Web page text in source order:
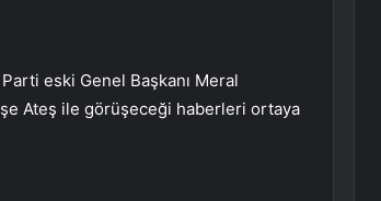
eski Genel Başkanı Meral
Ateş ile görüşeceği haberleri ortaya